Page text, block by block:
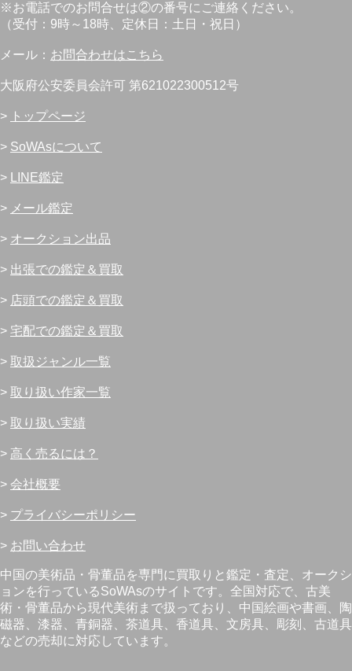
※お電話でのお問合せは②の番号にご連絡ください。
（受付：9時～18時、定休日：土日・祝日）
メール： お問合わせはこちら
大阪府公安委員会許可 第621022300512号
> トップページ
> SoWAsについて
> LINE鑑定
> メール鑑定
> オークション出品
> 出張での鑑定＆買取
> 店頭での鑑定＆買取
> 宅配での鑑定＆買取
> 取扱ジャンル一覧
> 取り扱い作家一覧
> 取り扱い実績
> 高く売るには？
> 会社概要
> プライバシーポリシー
> お問い合わせ
中国の美術品・骨董品を専門に買取りと鑑定・査定、オークシ
ョンを行っているSoWAsのサイトです。全国対応で、古美
術・骨董品から現代美術まで扱っており、中国絵画や書画、陶
磁器、漆器、青銅器、茶道具、香道具、文房具、彫刻、古道具
などの売却に対応しています。